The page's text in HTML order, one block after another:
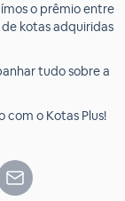
o prêmio entre
kotas adquiridas
tudo sobre a
com o Kotas Plus!